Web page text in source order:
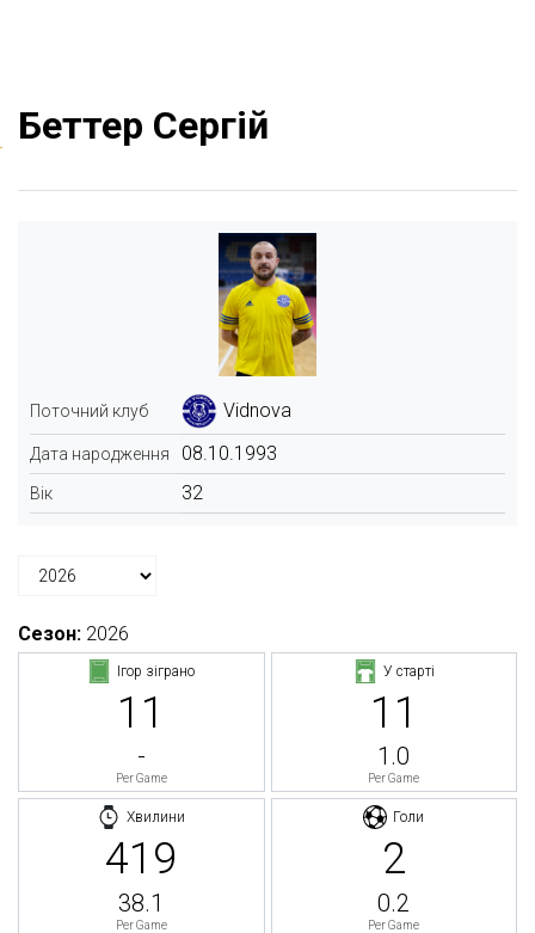
Беттер Сергій
Поточний клуб Vidnova
Дата народження 08.10.1993
Вік 32
Сезон: 2026
Ігор зіграно
11
-
Per Game
У старті
11
1.0
Per Game
Хвилини
419
38.1
Per Game
Голи
2
0.2
Per Game